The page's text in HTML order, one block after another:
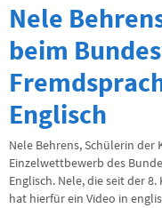
Nele
beim
Englisch
Nele Behrens, Schülerin der
Einzelwettbewerb des
Englisch. Nele, die seit der
hat hierfür ein Video in